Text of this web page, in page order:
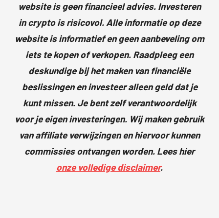
website is geen financieel advies. Investeren
in crypto is risicovol. Alle informatie op deze
website is informatief en geen aanbeveling om
iets te kopen of verkopen. Raadpleeg een
deskundige bij het maken van financiële
beslissingen en investeer alleen geld dat je
kunt missen. Je bent zelf verantwoordelijk
voor je eigen investeringen. Wij maken gebruik
van affiliate verwijzingen en hiervoor kunnen
commissies ontvangen worden. Lees hier
onze volledige disclaimer.